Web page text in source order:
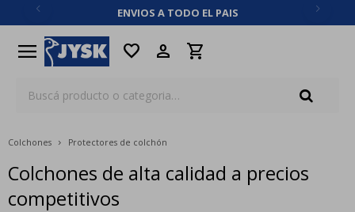
ENVIOS A TODO EL PAIS
menu favorite
Colchones Protectores de colchón
Colchones de alta calidad a precios
competitivos
close